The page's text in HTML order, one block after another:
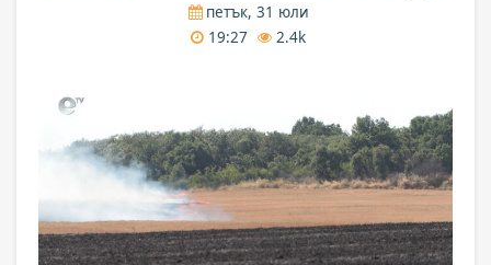
петък, 31 юли
19:27
2.4k